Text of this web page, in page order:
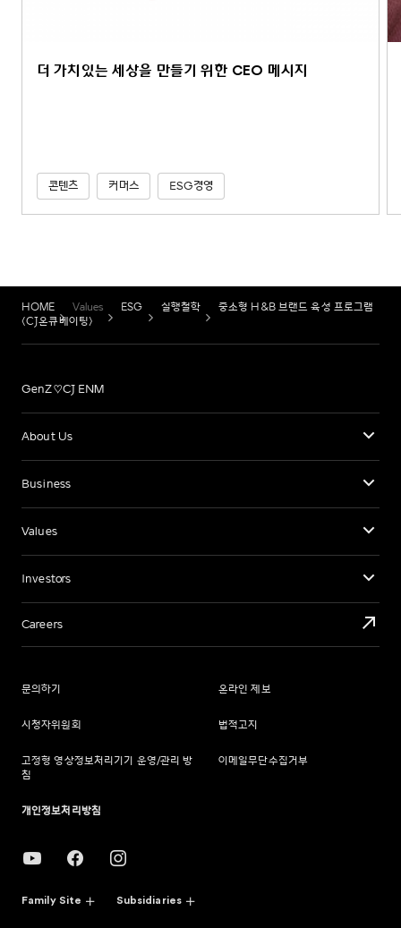
더 가치있는 세상을 만들기 위한 CEO 메시지
콘텐츠 커머스 ESG경영
HOME Values ESG 실행철학
중소형 H&B 브랜드 육성 프로그램
<CJ온큐베이팅>
GenZ♡CJ ENM
About Us
Business
Values
Investors
Careers
문의하기 온라인 제보
시청자위원회 법적고지
고정형 영상정보처리기기 운영/관리 방
침
이메일무단수집거부
개인정보처리방침
Family Site Subsidiaries